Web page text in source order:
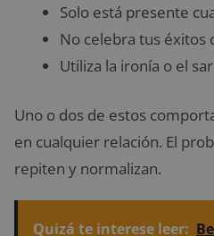
Solo está presente
No celebra tus éxitos
Utiliza la ironía o el
Uno o dos de estos
en cualquier relación. El
repiten y normalizan.
Quizá te interese leer: